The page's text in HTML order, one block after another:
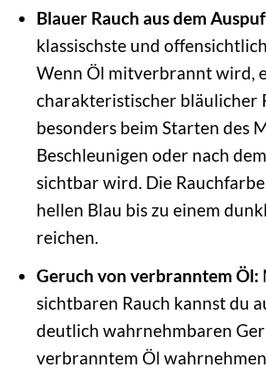
Blauer Rauch aus dem
klassischste und
Wenn Öl mitverbrannt wird,
charakteristischer bläulicher
besonders beim Starten des
Beschleunigen oder nach
sichtbar wird. Die
hellen Blau bis zu einem
reichen.
Geruch von verbranntem Öl:
sichtbaren Rauch kannst du
deutlich wahrnehmbaren
verbranntem Öl